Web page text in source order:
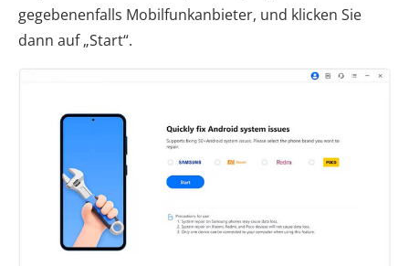
gegebenenfalls Mobilfunkanbieter, und klicken Sie
dann auf „Start“.